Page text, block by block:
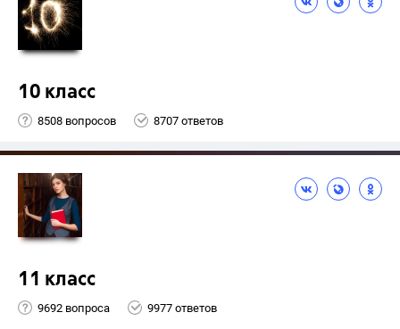
10 класс
8508 вопросов 8707 ответов
11 класс
9692 вопроса 9977 ответов